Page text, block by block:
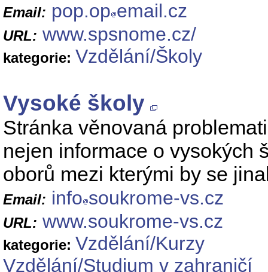
Email: pop.op email.cz
URL: www.spsnome.cz/
kategorie: Vzdělání/Školy
Vysoké školy
Stránka věnovaná
nejen informace o vysokých
oborů mezi kterými by se
Email: info soukrome-vs.cz
URL: www.soukrome-vs.cz
kategorie: Vzdělání/Kurzy
Vzdělání/Studium v zahraničí